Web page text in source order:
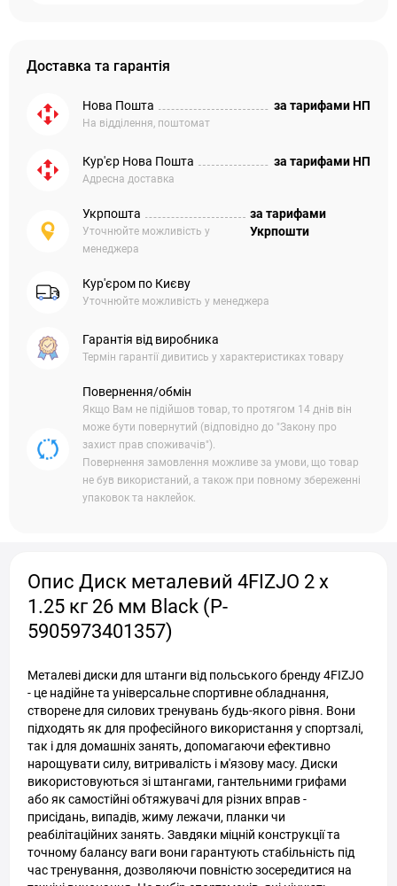
Доставка та гарантія
Нова Пошта
На відділення, поштомат
за тарифами НП
Кур'єр Нова Пошта
Адресна доставка
за тарифами НП
Укрпошта
Уточнюйте можливість у
менеджера
за тарифами
Укрпошти
Кур'єром по Києву
Уточнюйте можливість у менеджера
Гарантія від виробника
Термін гарантії дивитись у характеристиках товару
Повернення/обмін
Якщо Вам не підійшов товар, то протягом 14 днів він
може бути повернутий (відповідно до "Закону про
захист прав споживачів").
Повернення замовлення можливе за умови, що товар
не був використаний, а також при повному збереженні
упаковок та наклейок.
Опис Диск металевий 4FIZJO 2 x
1.25 кг 26 мм Black (P-
5905973401357)
Металеві диски для штанги від польського бренду 4FIZJO
- це надійне та універсальне спортивне обладнання,
створене для силових тренувань будь-якого рівня. Вони
підходять як для професійного використання у спортзалі,
так і для домашніх занять, допомагаючи ефективно
нарощувати силу, витривалість і м'язову масу. Диски
використовуються зі штангами, гантельними грифами
або як самостійні обтяжувачі для різних вправ -
присідань, випадів, жиму лежачи, планки чи
реабілітаційних занять. Завдяки міцній конструкції та
точному балансу ваги вони гарантують стабільність під
час тренування, дозволяючи повністю зосередитися на